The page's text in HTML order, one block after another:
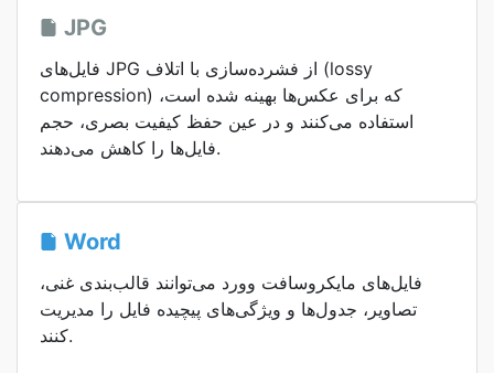
JPG
فایل‌های JPG از فشرده‌سازی با اتلاف (lossy
compression) که برای عکس‌ها بهینه شده است،
استفاده می‌کنند و در عین حفظ کیفیت بصری، حجم
فایل‌ها را کاهش می‌دهند.
Word
فایل‌های مایکروسافت وورد می‌توانند قالب‌بندی غنی،
تصاویر، جدول‌ها و ویژگی‌های پیچیده فایل را مدیریت
کنند.